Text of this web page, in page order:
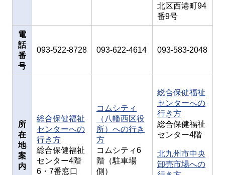
北区西港町94
番9号
電
話
番
号
093-522-8728 093-622-4614 093-583-2048
所
在
地
案
内
総合保健福祉
センターへの
行き方
総合保健福祉
センター4階
6・7番窓口
コムシティ
（八幡西区役
所）への行き
方
コムシティ6
階（駐車場
側）
総合保健福祉
センターへの
行き方
総合保健福祉
センター4階
北九州市中央
卸売市場への